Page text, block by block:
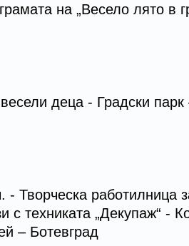
на „Весело лято в
деца - Градски парк
- Творческа работилница
с техниката „Декупаж“ -
– Ботевград